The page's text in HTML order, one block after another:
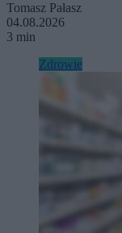
Tomasz Pałasz
04.08.2026
3 min
Zdrowie